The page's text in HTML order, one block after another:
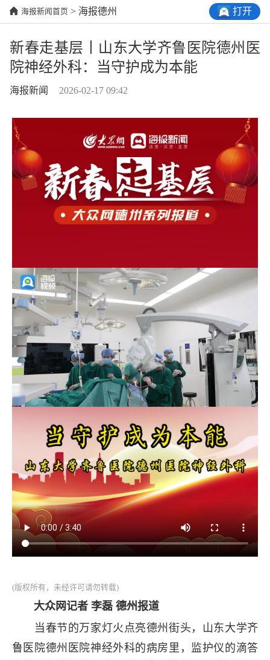
海报新闻首页 > 海报德州 打开
新春走基层丨山东大学齐鲁医院德州医
院神经外科：当守护成为本能
海报新闻 2026-02-17 09:42
(版权所有，未经许可请勿转载)
大众网记者 李磊 德州报道
当春节的万家灯火点亮德州街头，山东大学齐
鲁医院德州医院神经外科的病房里，监护仪的滴答